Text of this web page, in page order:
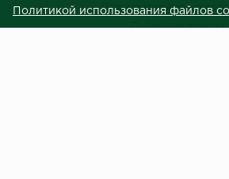
Пользовательское
Публичная оферта
Политикой использования файлов